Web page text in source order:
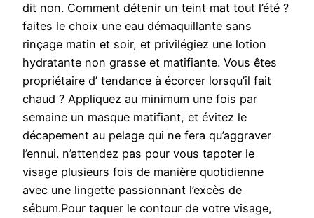
dit non. Comment détenir un teint mat tout l’été ?
faites le choix une eau démaquillante sans
rinçage matin et soir, et privilégiez une lotion
hydratante non grasse et matifiante. Vous êtes
propriétaire d’ tendance à écorcer lorsqu’il fait
chaud ? Appliquez au minimum une fois par
semaine un masque matifiant, et évitez le
décapement au pelage qui ne fera qu’aggraver
l’ennui. n’attendez pas pour vous tapoter le
visage plusieurs fois de manière quotidienne
avec une lingette passionnant l’excès de
sébum.Pour taquer le contour de votre visage,